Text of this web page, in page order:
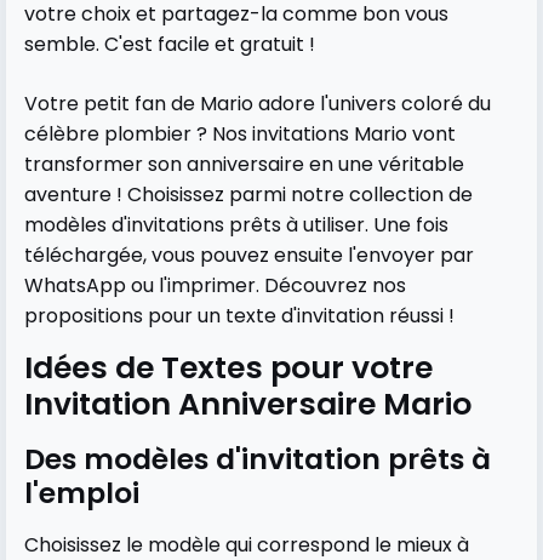
votre choix et partagez-la comme bon vous
semble. C'est facile et gratuit !
Votre petit fan de Mario adore l'univers coloré du
célèbre plombier ? Nos invitations Mario vont
transformer son anniversaire en une véritable
aventure ! Choisissez parmi notre collection de
modèles d'invitations prêts à utiliser. Une fois
téléchargée, vous pouvez ensuite l'envoyer par
WhatsApp ou l'imprimer. Découvrez nos
propositions pour un texte d'invitation réussi !
Idées de Textes pour votre
Invitation Anniversaire Mario
Des modèles d'invitation prêts à
l'emploi
Choisissez le modèle qui correspond le mieux à